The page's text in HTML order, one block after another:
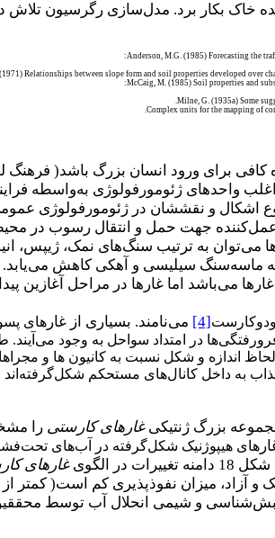
خاک بکار برد. مدل‌سازی رگرسیون
Anderson, M.G. (1985) Forecasting the
Relationships between slope form and soil properties developed over
McCaig, M. (1985) Soil properties and
Milne, G. (1935a) Some
کافی برای ورود انسان بزرگ باشد(
واحدهای ژئومورفولوژی به‌واسطه
اشکال و نقششان در ژئومورفولوژی
عمل‌کننده جهت حمل و انتقال رسوب در
می‌توان به ترتیب سنگ‌های نمک، ژیپس،
ماسه‌سنگ سیلیسی و آهکی کاهش می‌یابد.
می‌باشد اما غارها در مراحل آغازین
[4] می‌نامند. بسیاری از غار های
در امتداد سواحل به وجود می‌آیند.
اندازه و شکل نسبت به کانیون ها و
به داخل کانال‌های مستحکم شکل‌گرفته‌اند
غارهای کارستی را
های هیپوژنیک شکل‌گرفته در آب‌های
در الگوی غارهای
و شیمی انحلال آب توسط